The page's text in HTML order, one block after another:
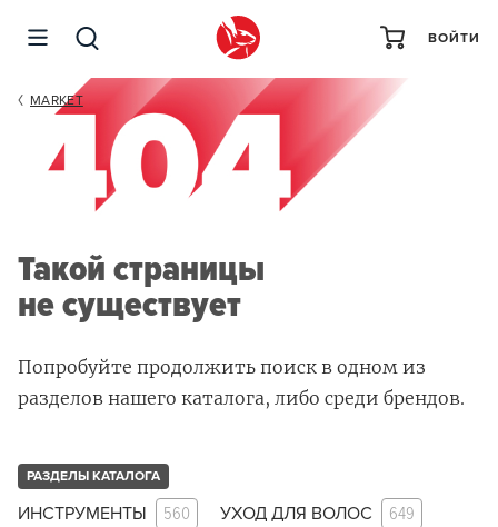
ВОЙТИ
MARKET
Такой страницы
не существует
Попробуйте продолжить поиск в одном из
разделов нашего каталога, либо среди брендов.
РАЗДЕЛЫ КАТАЛОГА
ИНСТРУМЕНТЫ 560 УХОД ДЛЯ ВОЛОС 649